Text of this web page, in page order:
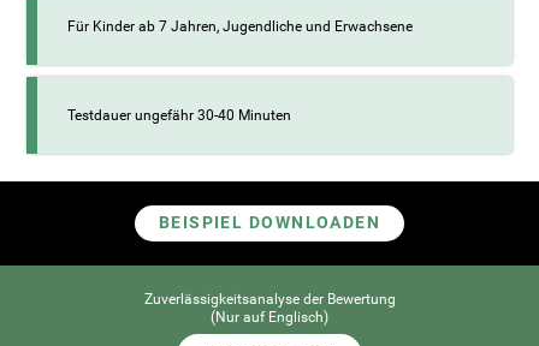
Für Kinder ab 7 Jahren, Jugendliche und Erwachsene
Testdauer ungefähr 30-40 Minuten
BEISPIEL DOWNLOADEN
Zuverlässigkeitsanalyse der Bewertung
(Nur auf Englisch)